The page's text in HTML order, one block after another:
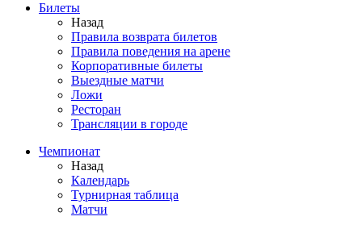
Билеты
Назад
Правила возврата билетов
Правила поведения на арене
Корпоративные билеты
Выездные матчи
Ложи
Ресторан
Трансляции в городе
Чемпионат
Назад
Календарь
Турнирная таблица
Матчи